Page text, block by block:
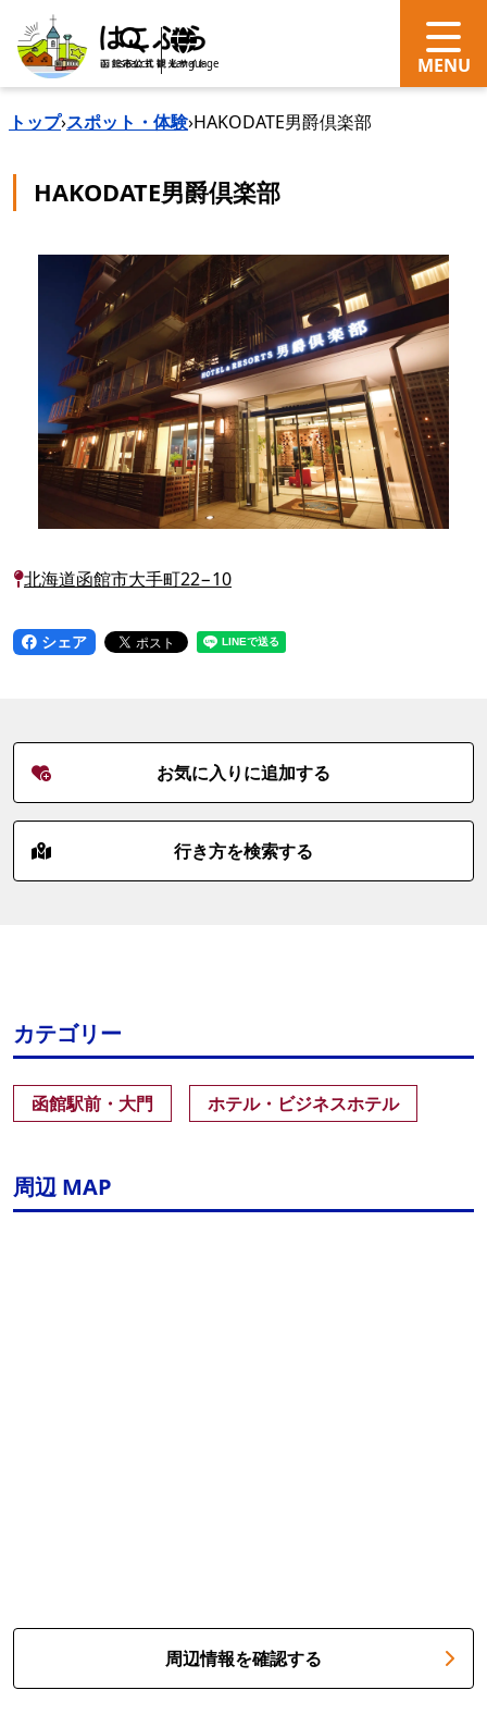
search Language
トップ›スポット・体験›HAKODATE男爵倶楽部
HAKODATE男爵倶楽部
北海道函館市大手町22−10
シェア
お気に入りに追加する
行き方を検索する
カテゴリー
函館駅前・大門 ホテル・ビジネスホテル
周辺 MAP
周辺情報を確認する